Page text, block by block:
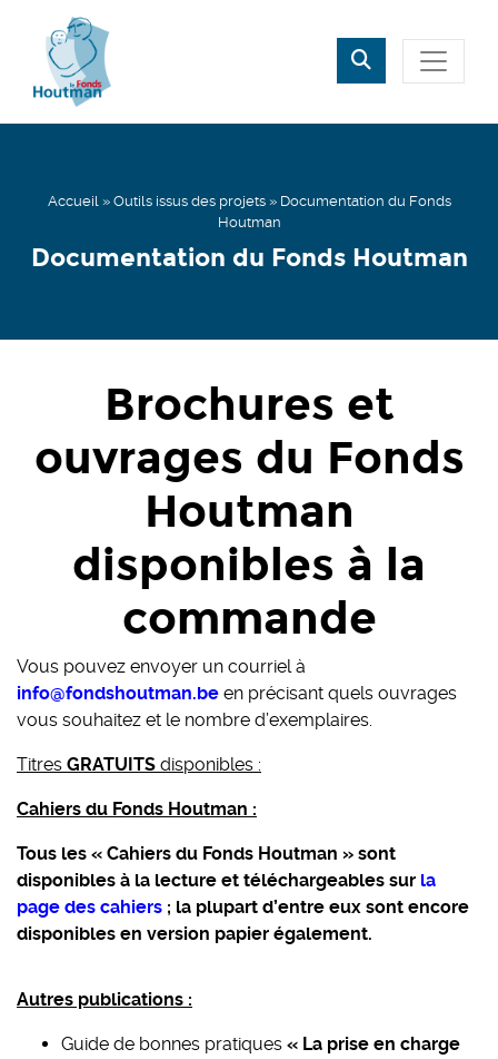
Rechercher
Accueil » Outils issus des projets» Documentation du Fonds
Houtman
Documentation du Fonds Houtman
Brochures et
ouvrages du Fonds
Houtman
disponibles à la
commande
Vous pouvez envoyer un courriel à
info@fondshoutman.be en précisant quels ouvrages
vous souhaitez et le nombre d’exemplaires.
Titres GRATUITS disponibles :
Cahiers du Fonds Houtman :
Tous les « Cahiers du Fonds Houtman » sont
disponibles à la lecture et téléchargeables sur la
page des cahiers ; la plupart d’entre eux sont encore
disponibles en version papier également.
Autres publications :
Guide de bonnes pratiques « La prise en charge